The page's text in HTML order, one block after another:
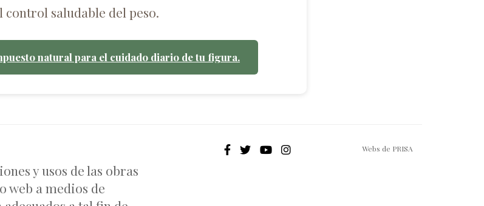
control saludable del peso.
natural para el cuidado diario de tu figura.
y usos de las obras
web a medios de
Webs de PRISA